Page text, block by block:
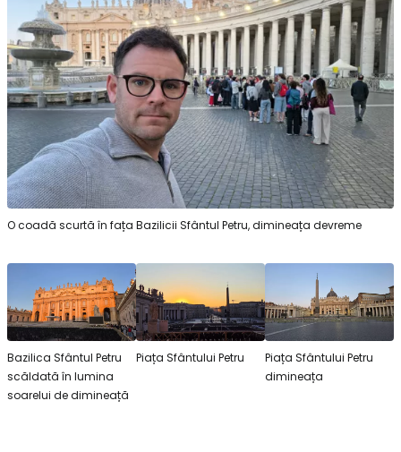
O coadă scurtă în fața Bazilicii Sfântul Petru, dimineața devreme
Bazilica Sfântul Petru
scăldată în lumina
soarelui de dimineață
Piața Sfântului Petru
Piața Sfântului Petru
dimineața